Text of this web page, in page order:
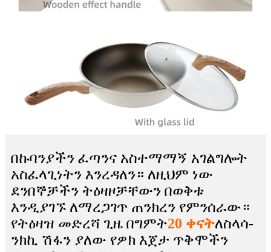
በኩባንያችን ፈጣንና አስተማማኝ አገልግሎት
አስፈላጊነትን እንረዳለን። ለዚህም ነው
ደንበኞቻችን ትዕዛዞቻቸውን በወቅቱ
እንዲያገኙ ለማረጋገጥ ጠንክረን የምንሰራው።
የትዕዛዝ መድረሻ ጊዜ በግምት20 ቀናትለስላሳ-
ንክኪ ሽፋን ያለው የዎክ እጀታ ጥቅሞችን